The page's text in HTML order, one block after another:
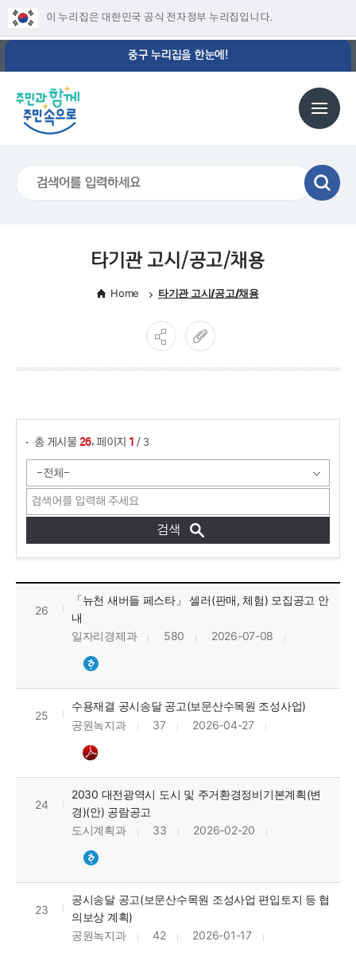
이 누리집은 대한민국 공식 전자정부 누리집입니다.
중구 누리집을 한눈에!
타기관 고시/공고/채용
Home 타기관 고시/공고/채용
총 게시물 26, 페이지 1 / 3
타기관 고시/공고/채용 목록으로 번호, 제목, 작성자, 조회수, 등록일, 첨부파일로 정보를 제공하고 있습니다.
26
「뉴천 새버들 페스타」 셀러(판매, 체험) 모집공고 안
내
일자리경제과
580 2026-07-08
25
수용재결 공시송달 공고(보문산수목원 조성사업)
공원녹지과
37 2026-04-27
24
2030 대전광역시 도시 및 주거환경정비기본계획(변
경)(안) 공람공고
도시계획과
33 2026-02-20
23
공시송달 공고(보문산수목원 조성사업 편입토지 등 협
의보상 계획)
공원녹지과
42 2026-01-17